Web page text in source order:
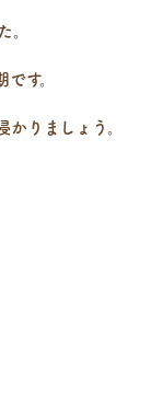
。
す。
りましょう。